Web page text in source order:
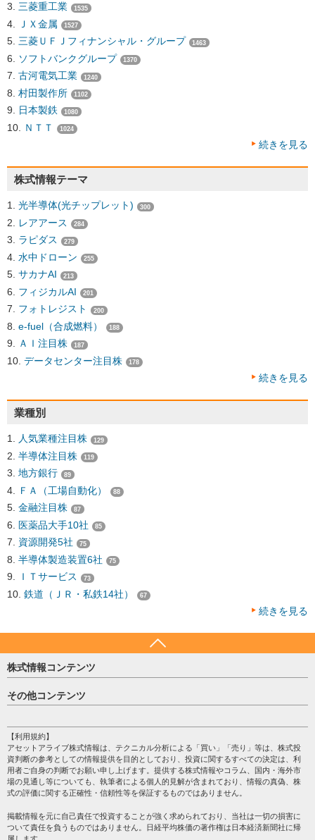
三菱重工業 1535
ＪＸ金属 1527
三菱ＵＦＪフィナンシャル・グループ 1463
ソフトバンクグループ 1370
古河電気工業 1240
村田製作所 1102
日本製鉄 1080
ＮＴＴ 1024
続きを見る
株式情報テーマ
光半導体(光チップレット) 300
レアアース 284
ラピダス 279
水中ドローン 255
サカナAI 213
フィジカルAI 201
フォトレジスト 200
e-fuel（合成燃料） 188
ＡＩ注目株 187
データセンター注目株 178
続きを見る
業種別
人気業種注目株 129
半導体注目株 119
地方銀行 89
ＦＡ（工場自動化） 88
金融注目株 87
医薬品大手10社 85
資源開発5社 75
半導体製造装置6社 75
ＩＴサービス 73
鉄道（ＪＲ・私鉄14社） 67
続きを見る
株式情報コンテンツ
日経平均
売買シグナル
注目銘柄
株テーマ情報
海外市況
投資カレンダー
格付け情報
その他コンテンツ
個人情報保護方針
プライバシーポリシー
会社案内
サイトマップ
過去データ
【利用規約】
アセットアライブ株式情報は、テクニカル分析による「買い」「売り」等は、株式投
資判断の参考としての情報提供を目的としており、投資に関するすべての決定は、利
用者ご自身の判断でお願い申し上げます。提供する株式情報やコラム、国内・海外市
場の見通し等についても、執筆者による個人的見解が含まれており、情報の真偽、株
式の評価に関する正確性・信頼性等を保証するものではありません。
掲載情報を元に自己責任で投資することが強く求められており、当社は一切の損害に
ついて責任を負うものではありません。日経平均株価の著作権は日本経済新聞社に帰